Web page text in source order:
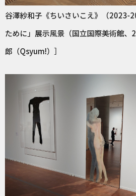
谷澤紗和子《ちいさいこえ》（2023-
ために」展示風景（国立国際美術館
郎（Qsyum!）］